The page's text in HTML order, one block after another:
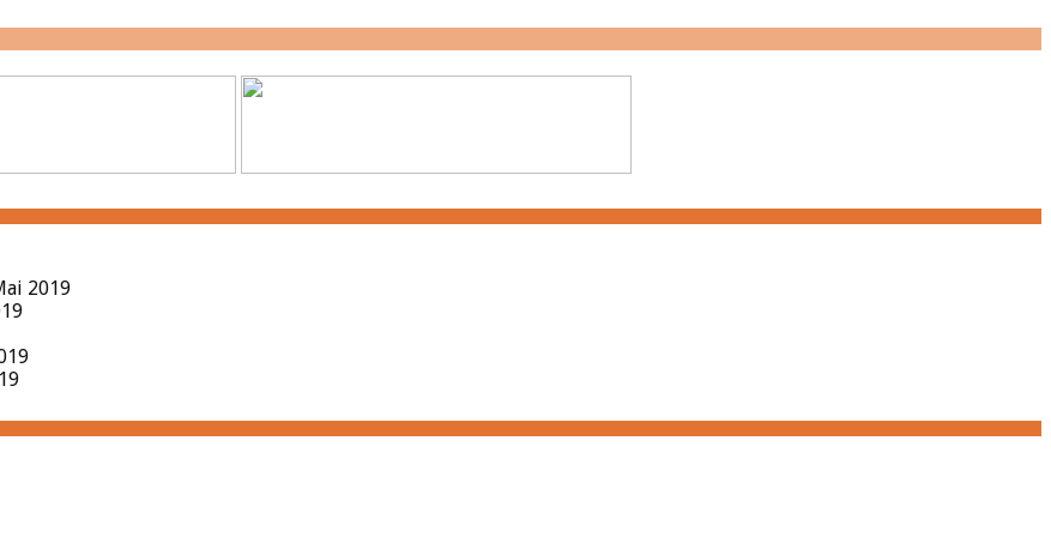
2019